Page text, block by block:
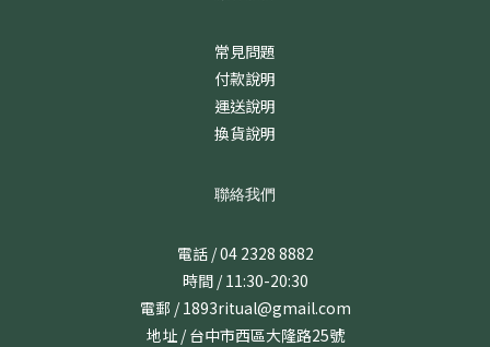
常見問題
付款說明
運送說明
換貨說明
聯絡我們
電話 / 04 2328 8882
時間 / 11:30-20:30
電郵 / 1893ritual@gmail.com
地址 / 台中市西區大隆路25號